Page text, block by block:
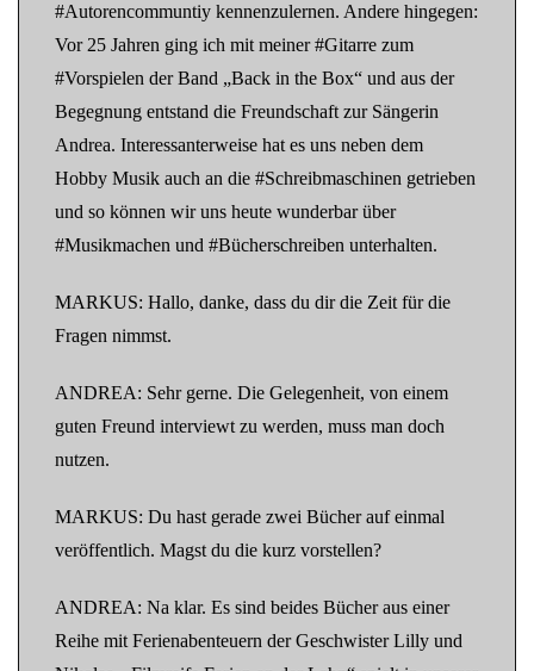
#Autorencommuntiy kennenzulernen. Andere hingegen:
Vor 25 Jahren ging ich mit meiner #Gitarre zum
#Vorspielen der Band „Back in the Box“ und aus der
Begegnung entstand die Freundschaft zur Sängerin
Andrea. Interessanterweise hat es uns neben dem
Hobby Musik auch an die #Schreibmaschinen getrieben
und so können wir uns heute wunderbar über
#Musikmachen und #Bücherschreiben unterhalten.
MARKUS: Hallo, danke, dass du dir die Zeit für die
Fragen nimmst.
ANDREA: Sehr gerne. Die Gelegenheit, von einem
guten Freund interviewt zu werden, muss man doch
nutzen.
MARKUS: Du hast gerade zwei Bücher auf einmal
veröffentlich. Magst du die kurz vorstellen?
ANDREA: Na klar. Es sind beides Bücher aus einer
Reihe mit Ferienabenteuern der Geschwister Lilly und